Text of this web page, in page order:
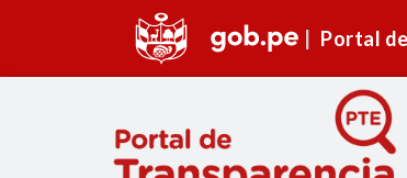
Portal